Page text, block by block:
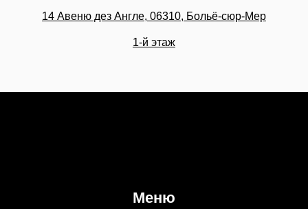
14 Авеню дез Англе, 06310, Больё-сюр-Мер
1-й этаж
Меню